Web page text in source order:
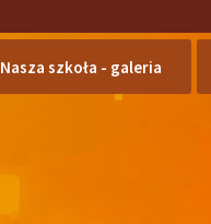
Nasza szkoła - galeria